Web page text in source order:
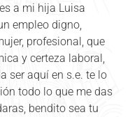
a mi hija Luisa
empleo digno,
profesional, que
y certeza laboral,
ser aquí en s.e. te lo
todo lo que me das
bendito sea tu